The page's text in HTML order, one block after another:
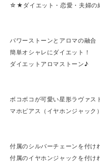
☆★ダイエット・恋愛・夫婦
パワーストーンとアロマの融合
簡単オシャレにダイエット！
ダイエットアロマストーン♪
ボコボコが可愛い星形ラヴァス
マホピアス（イヤホンジャック）
付属のシルバーチェーンを付け
付属のイヤホンジャックを付け